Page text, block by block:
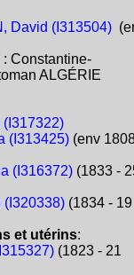
David (I313504)
Constantine-
ALGÉRIE
(I313425)(env
(I316372)(1833 -
(I320338)(1834 - 19
et utérins:
(1823 - 21